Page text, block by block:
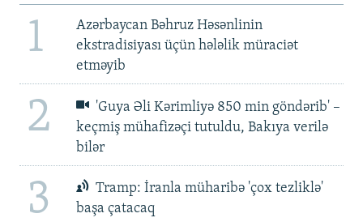
1
Azərbaycan Bəhruz Həsənlinin
ekstradisiyası üçün hələlik müraciət
etməyib
2
'Guya Əli Kərimliyə 850 min göndərib' –
keçmiş mühafizəçi tutuldu, Bakıya verilə
bilər
3
Tramp: İranla müharibə 'çox tezliklə'
başa çatacaq